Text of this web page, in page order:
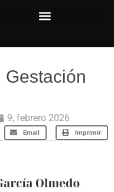
Gestación
9, febrero 2026
Email Imprimir